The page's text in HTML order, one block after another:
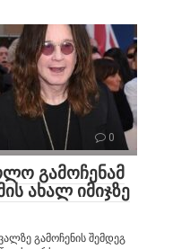
0
გამოჩენამ
ახალ იმიჯზე
გამოჩენის შემდეგ